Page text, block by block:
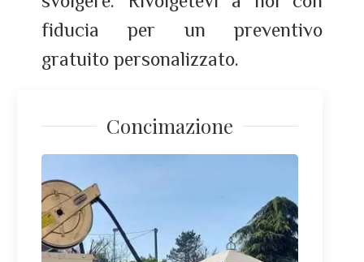
fiducia per un preventivo
gratuito personalizzato.
Concimazione